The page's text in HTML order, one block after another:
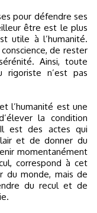
pour défendre ses
être est le plus
utile à l’humanité.
de rester
Ainsi, toute
rigoriste n’est pas
l’humanité est une
la condition
est des actes qui
et de donner du
momentanément
correspond à cet
du monde, mais de
du recul et de